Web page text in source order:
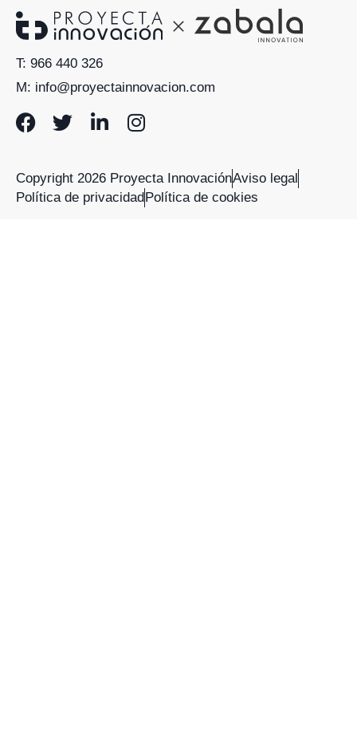
T: 966 440 326
M: info@proyectainnovacion.com
Copyright 2026 Proyecta InnovaciónAviso legal
Política de privacidad Política de cookies